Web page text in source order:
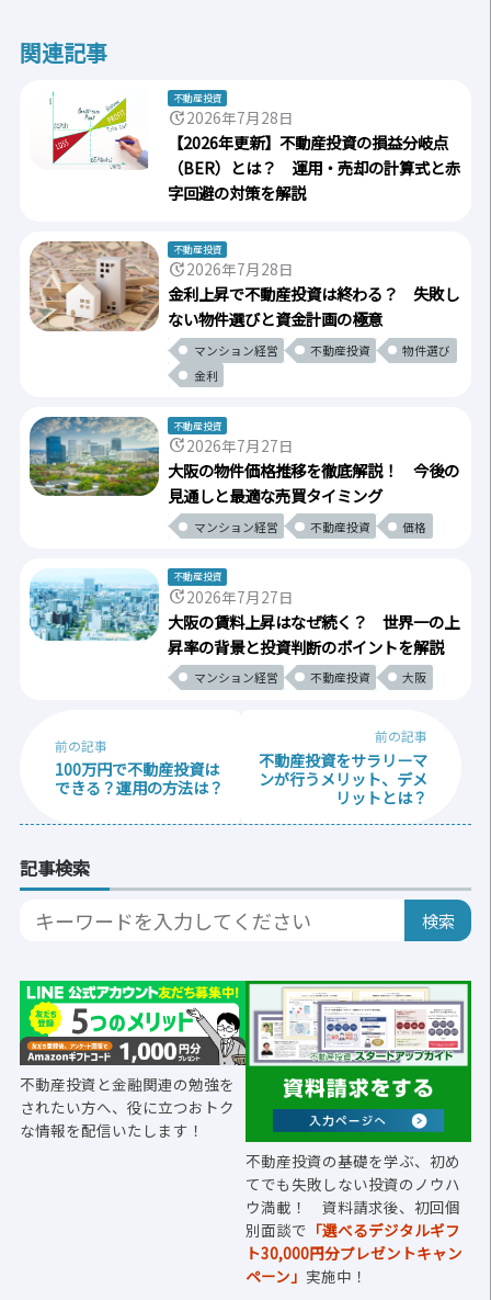
関連記事
不動産投資
update2026年7月28日
【2026年更新】不動産投資の損益分岐点
（BER）とは？ 運用・売却の計算式と赤
字回避の対策を解説
不動産投資
update2026年7月28日
金利上昇で不動産投資は終わる？ 失敗し
ない物件選びと資金計画の極意
マンション経営 不動産投資
物件選び
金利
不動産投資
update2026年7月27日
大阪の物件価格推移を徹底解説！ 今後の
見通しと最適な売買タイミング
マンション経営 不動産投資 価格
不動産投資
update2026年7月27日
大阪の賃料上昇はなぜ続く？ 世界一の上
昇率の背景と投資判断のポイントを解説
マンション経営 不動産投資 大阪
前の記事
100万円で不動産投資は
できる？運用の方法は？
前の記事
不動産投資をサラリーマ
ンが行うメリット、デメ
リットとは？
記事検索
不動産投資と金融関連の勉強を
されたい方へ、役に立つおトク
な情報を配信いたします！
不動産投資の基礎を学ぶ、初め
てでも失敗しない投資のノウハ
ウ満載！ 資料請求後、初回個
別面談で 「選べるデジタルギフ
ト30,000円分プレゼントキャン
ペーン」 実施中！